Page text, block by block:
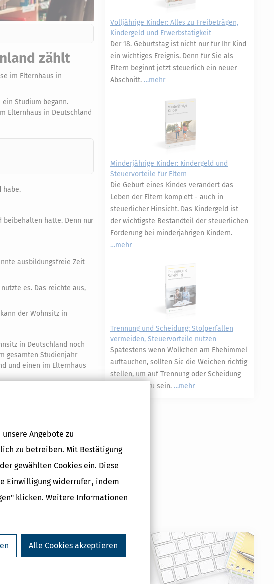
Angebote zu
zu betreiben. Mit Bestätigung
gewählten Cookies ein. Diese
Einwilligung widerrufen, indem
klicken. Weitere Informationen
Alle Cookies akzeptieren
zählt
im Elternhaus in
ein Studium begann.
Elternhaus in Deutschland
habe.
beibehalten hatte. Denn nur
ausbildungsfreie Zeit
es. Das reichte aus,
der Wohnsitz in
in Deutschland noch
gesamten Studienjahr
und einen im Elternhaus
Volljährige Kinder: Alles zu Freibeträgen,
Kindergeld und Erwerbstätigkeit
Der 18. Geburtstag ist nicht nur für Ihr Kind
ein wichtiges Ereignis. Denn für Sie als
Eltern beginnt jetzt steuerlich ein neuer
Abschnitt.
mehr
Minderjährige Kinder: Kindergeld und
Steuervorteile für Eltern
Die Geburt eines Kindes verändert das
Leben der Eltern komplett - auch in
steuerlicher Hinsicht. Das Kindergeld ist
der wichtigste Bestandteil der steuerlichen
Förderung bei minderjährigen Kindern.
mehr
Trennung und Scheidung: Stolperfallen
vermeiden, Steuervorteile nutzen
Spätestens wenn Wölkchen am Ehehimmel
auftauchen, sollten Sie die Weichen richtig
stellen, um auf Trennung oder Scheidung
vorbereitet zu sein.
mehr